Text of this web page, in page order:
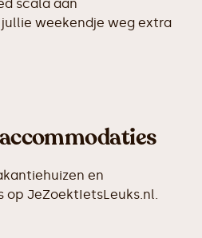
scala aan
weekendje weg extra
en
JeZoektIetsLeuks.nl.